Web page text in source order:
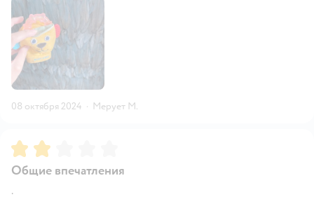
08 октября 2024 · Мерует М.
Рейтинг:
Общие впечатления
.